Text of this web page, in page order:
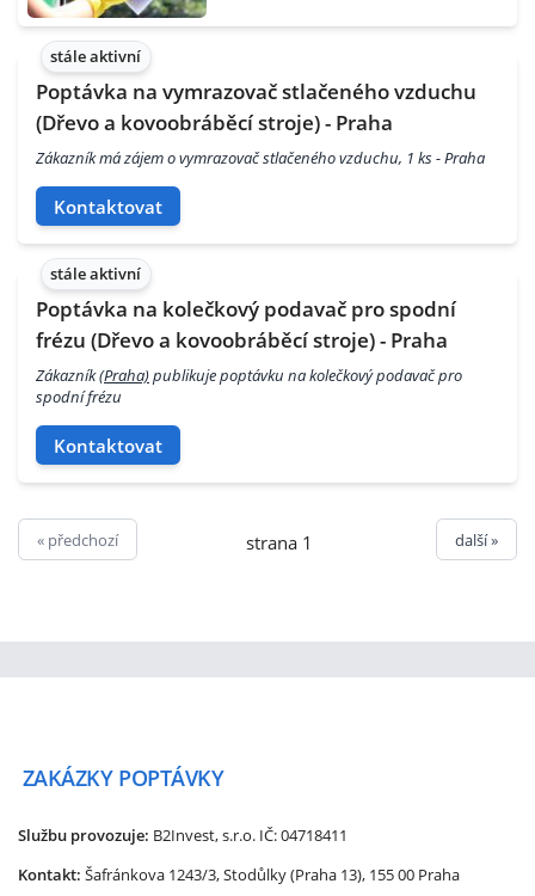
stále aktivní
Poptávka na vymrazovač stlačeného vzduchu
(Dřevo a kovoobráběcí stroje) - Praha
Zákazník má zájem o vymrazovač stlačeného vzduchu, 1 ks - Praha
Kontaktovat
stále aktivní
Poptávka na kolečkový podavač pro spodní
frézu (Dřevo a kovoobráběcí stroje) - Praha
Zákazník(Praha)publikuje poptávku na kolečkový podavač pro
spodní frézu
Kontaktovat
« předchozí strana 1 další »
ZAKÁZKY POPTÁVKY
Službu provozuje: B2Invest, s.r.o. IČ: 04718411
Kontakt: Šafránkova 1243/3, Stodůlky (Praha 13), 155 00 Praha